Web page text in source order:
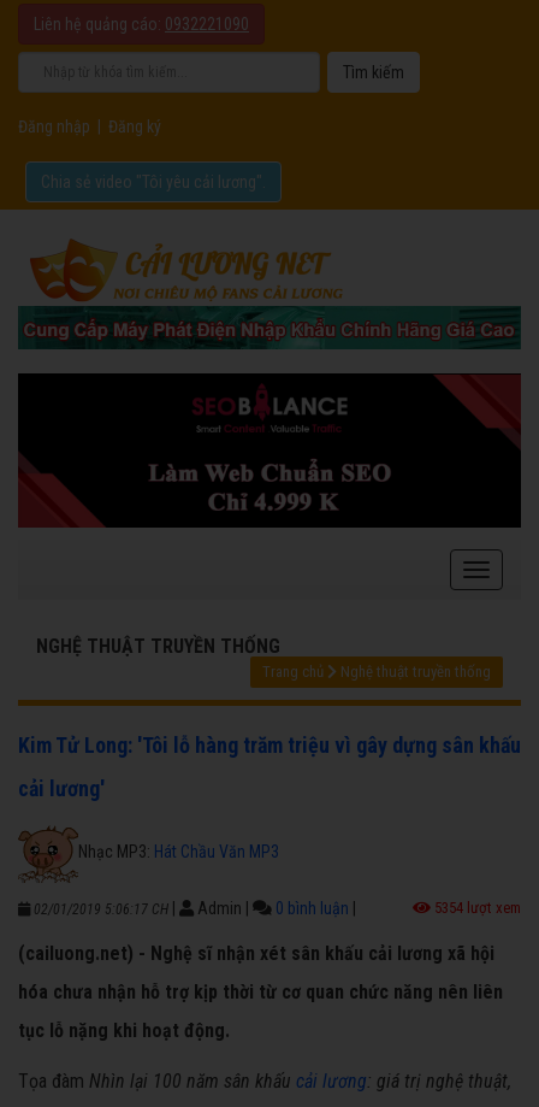
Liên hệ quảng cáo: 0932221090
Đăng nhập Đăng ký
Chia sẻ video "Tôi yêu cải lương".
NGHỆ THUẬT TRUYỀN THỐNG
Trang chủ Nghệ thuật truyền thống
Kim Tử Long: 'Tôi lỗ hàng trăm triệu vì gây dựng sân khấu
cải lương'
Nhạc MP3: Hát Chầu Văn MP3
02/01/2019 5:06:17 CH Admin 0 bình luận 5354 lượt xem
(cailuong.net) - Nghệ sĩ nhận xét sân khấu cải lương xã hội
hóa chưa nhận hỗ trợ kịp thời từ cơ quan chức năng nên liên
tục lỗ nặng khi hoạt động.
Tọa đàm Nhìn lại 100 năm sân khấu cải lương: giá trị nghệ thuật,